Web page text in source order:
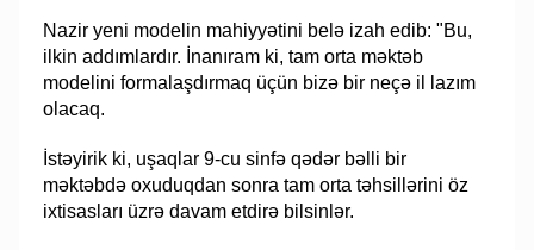
Nazir yeni modelin mahiyyətini belə izah edib: "Bu,
ilkin addımlardır. İnanıram ki, tam orta məktəb
modelini formalaşdırmaq üçün bizə bir neçə il lazım
olacaq.
İstəyirik ki, uşaqlar 9-cu sinfə qədər bəlli bir
məktəbdə oxuduqdan sonra tam orta təhsillərini öz
ixtisasları üzrə davam etdirə bilsinlər.